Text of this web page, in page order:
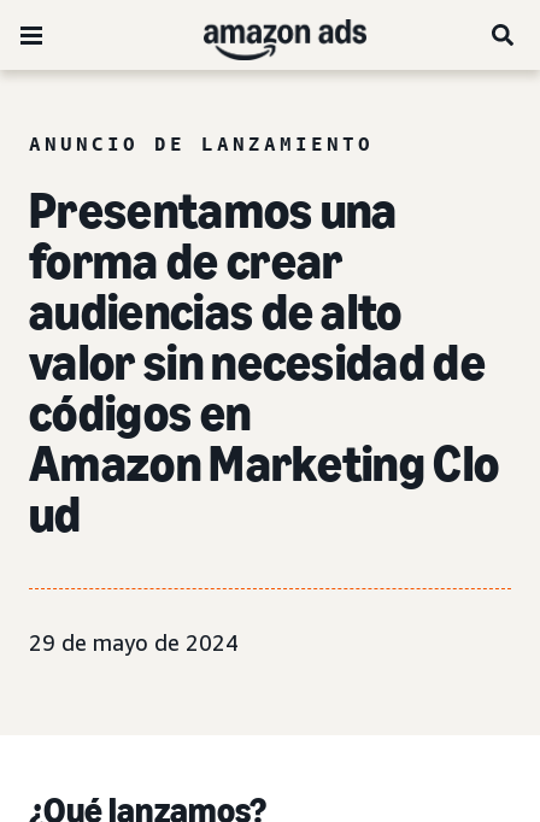
ANUNCIO DE LANZAMIENTO
Presentamos una
forma de crear
audiencias de alto
valor sin necesidad de
códigos en
Amazon Marketing Clo
ud
29 de mayo de 2024
¿Qué lanzamos?